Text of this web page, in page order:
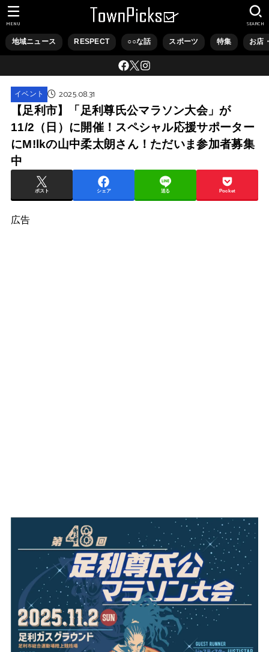
地域ニュース RESPECT ○○な話 スポーツ 特集 お店
SEARCH
MENU
イベント 2025.08.31
【足利市】「足利尊氏公マラソン大会」が
11/2（日）に開催！スペシャル応援サポーター
にM!lkの山中柔太朗さん！ただいま参加者募集
中
ポスト シェア 送る Pocket
広告